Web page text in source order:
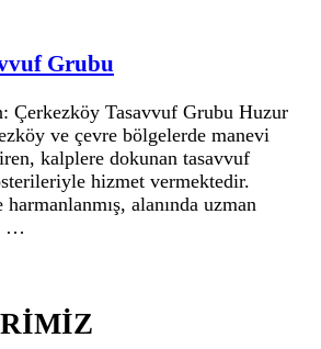
Grubu
Çerkezköy Tasavvuf Grubu Huzur
ve çevre bölgelerde manevi
kalplere dokunan tasavvuf
hizmet vermektedir.
alanında uzman
…